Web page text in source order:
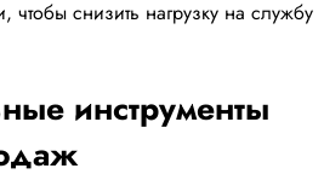
снизить нагрузку на службу
инструменты